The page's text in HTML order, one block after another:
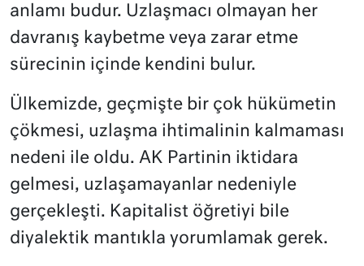
anlamı budur. Uzlaşmacı olmayan her
davranış kaybetme veya zarar etme
sürecinin içinde kendini bulur.
Ülkemizde, geçmişte bir çok hükümetin
çökmesi, uzlaşma ihtimalinin kalmaması
nedeni ile oldu. AK Partinin iktidara
gelmesi, uzlaşamayanlar nedeniyle
gerçekleşti. Kapitalist öğretiyi bile
diyalektik mantıkla yorumlamak gerek.